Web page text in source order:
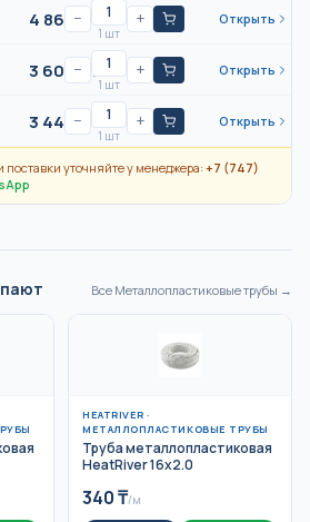
4 862 ₸/ шт
−
1 шт
+ Открыть
3 601 ₸/ шт
−
1 шт
+ Открыть
3 445 ₸/ шт
−
1 шт
+ Открыть
поставки уточняйте у менеджера:+7 (747)
Все Металлопластиковые трубы →
HEATRIVER ·
МЕТАЛЛОПЛАСТИКОВЫЕ ТРУБЫ
Труба металлопластиковая
HeatRiver 16x2.0
340₸/м